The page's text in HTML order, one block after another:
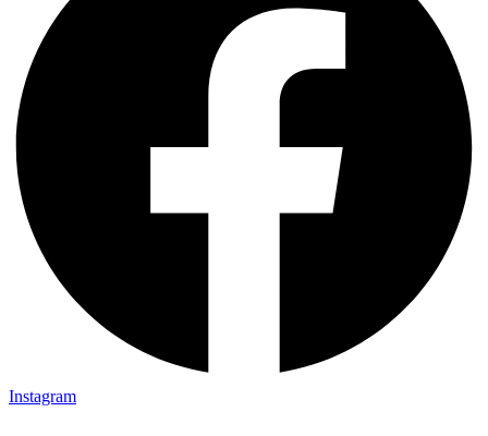
Instagram